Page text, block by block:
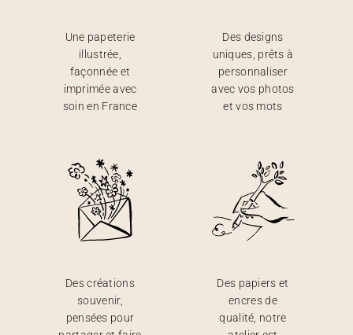
Une papeterie
illustrée,
façonnée et
imprimée avec
soin en France
Des designs
uniques, prêts à
personnaliser
avec vos photos
et vos mots
Des créations
souvenir,
pensées pour
Des papiers et
encres de
qualité, notre